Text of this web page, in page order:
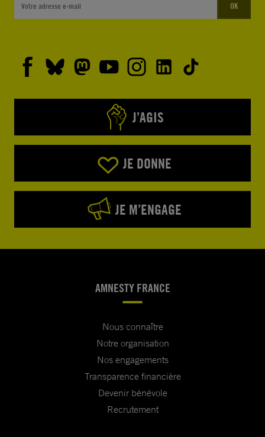
OK
J’AGIS
JE DONNE
JE M’ENGAGE
AMNESTY FRANCE
Nous connaître
Notre organisation
Nos engagements
Transparence financière
Devenir bénévole
Recrutement